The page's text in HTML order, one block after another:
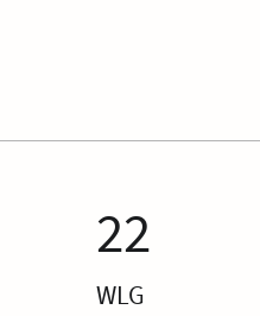
22
WLG